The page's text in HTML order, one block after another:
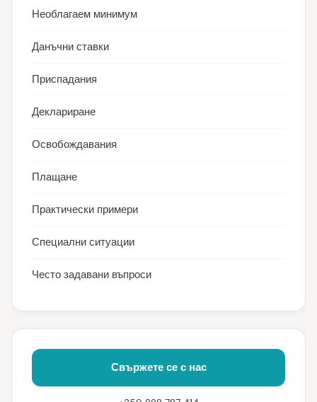
Необлагаем минимум
Данъчни ставки
Приспадания
Деклариране
Освобождавания
Плащане
Практически примери
Специални ситуации
Често задавани въпроси
Свържете се с нас